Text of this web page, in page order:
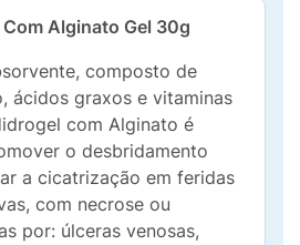
Alginato Gel 30g
composto de
ácidos graxos e vitaminas
com Alginato é
o desbridamento
a cicatrização em feridas
com necrose ou
por: úlceras venosas,